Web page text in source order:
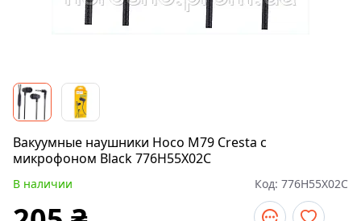
Вакуумные наушники Hoco M79 Cresta с
микрофоном Black 776H55X02C
В наличии Код: 776H55X02C